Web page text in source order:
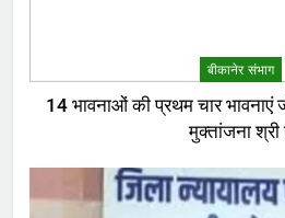
बीकानेर संभाग
14 भावनाओं की प्रथम चार भावनाएं
मुक्तांजना श्री